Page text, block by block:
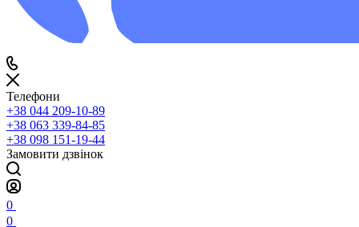
Телефони
+38 044 209-10-89
+38 063 339-84-85
+38 098 151-19-44
Замовити дзвінок
0
0